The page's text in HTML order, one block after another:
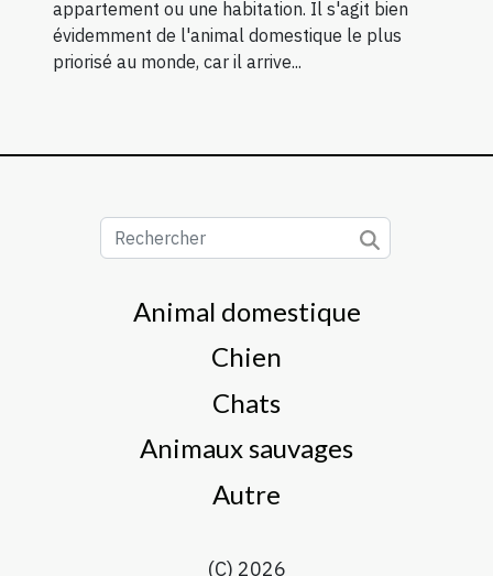
appartement ou une habitation. Il s'agit bien
évidemment de l'animal domestique le plus
priorisé au monde, car il arrive...
Animal domestique
Chien
Chats
Animaux sauvages
Autre
(C) 2026